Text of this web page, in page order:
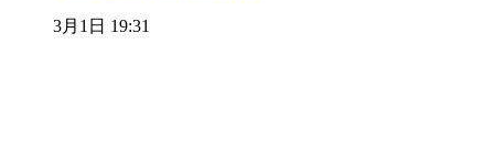
3月1日 19:31